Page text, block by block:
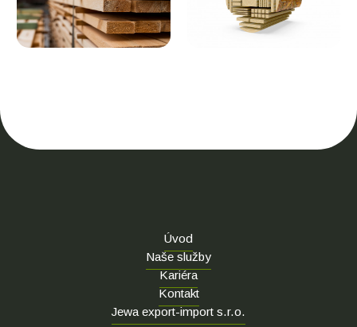
Úvod
Naše služby
Kariéra
Kontakt
Jewa export-import s.r.o.